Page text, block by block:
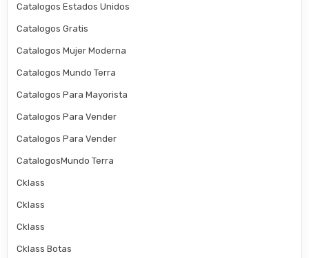
Catalogos Estados Unidos
Catalogos Gratis
Catalogos Mujer Moderna
Catalogos Mundo Terra
Catalogos Para Mayorista
Catalogos Para Vender
Catalogos Para Vender
CatalogosMundo Terra
Cklass
Cklass
Cklass
Cklass Botas